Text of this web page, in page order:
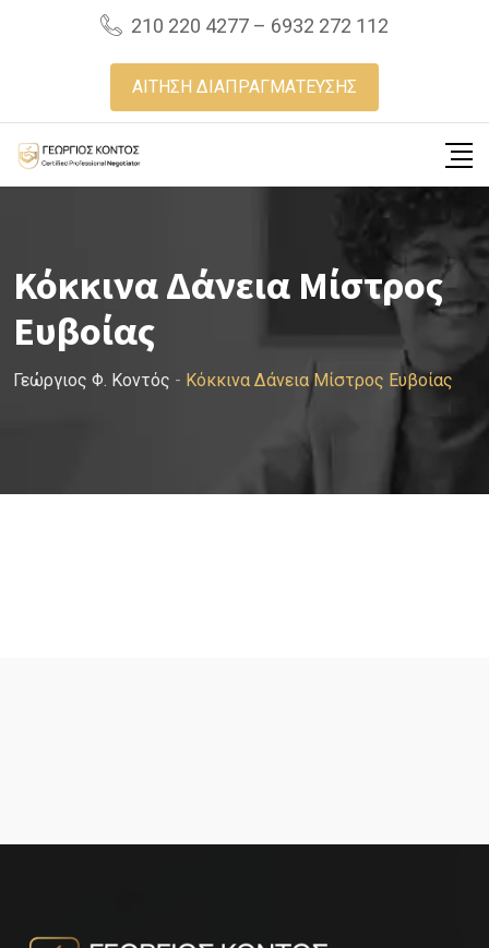
210 220 4277 – 6932 272 112
ΑΙΤΗΣΗ ΔΙΑΠΡΑΓΜΑΤΕΥΣΗΣ
Κόκκινα Δάνεια Μίστρος
Ευβοίας
Γεώργιος Φ. Κοντός - Κόκκινα Δάνεια Μίστρος Ευβοίας